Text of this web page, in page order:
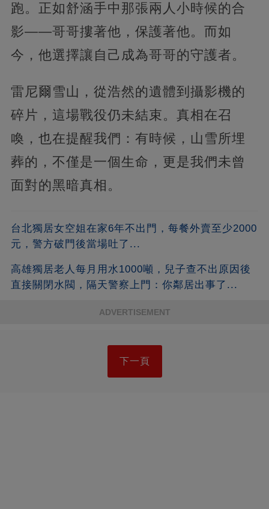
跑。正如舒涵手中那張兩人小時候的合
影——哥哥摟著他，保護著他。而如
今，他選擇讓自己成為哥哥的守護者。
雷尼爾雪山，從浩然的遺體到攝影機的
碎片，這場戰役仍未結束。真相在召
喚，也在提醒我們：有時候，山雪所埋
葬的，不僅是一個生命，更是我們未曾
面對的黑暗真相。
台北獨居女空姐在家6年不出門，每餐外賣至少2000
元，警方破門後當場吐了...
高雄獨居老人每月用水1000噸，兒子查不出原因後
直接關閉水閥，隔天警察上門：你鄰居出事了...
ADVERTISEMENT
下一頁